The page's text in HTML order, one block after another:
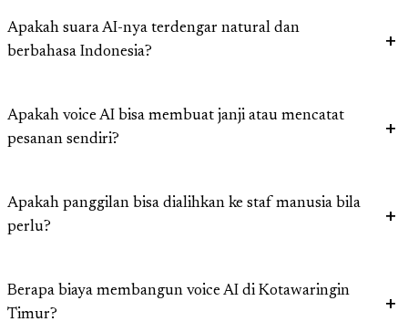
Apakah suara AI-nya terdengar natural dan
berbahasa Indonesia?
Apakah voice AI bisa membuat janji atau mencatat
pesanan sendiri?
Apakah panggilan bisa dialihkan ke staf manusia bila
perlu?
Berapa biaya membangun voice AI di Kotawaringin
Timur?